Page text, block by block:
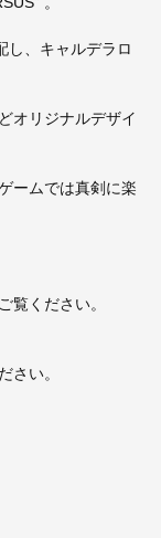
し、キャルデラロ
オリジナルデザイ
ームでは真剣に楽
覧ください。
さい。